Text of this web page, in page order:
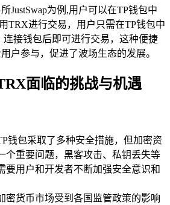
JustSwap为例,用户可以在TP钱包中
TRX进行交易，用户只需在TP钱包中
连接钱包后即可进行交易，这种便捷
户参与，促进了波场生态的发展。
面临的挑战与机遇
钱包采取了多种安全措施，但加密资
个重要问题，黑客攻击、私钥丢失等
要用户和开发者不断加强安全意识和
密货币市场受到各国监管政策的影响